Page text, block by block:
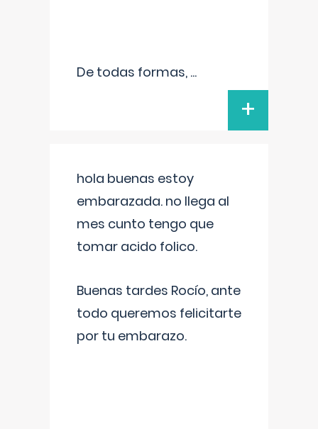
De todas formas, ...
+
hola buenas estoy
embarazada. no llega al
mes cunto tengo que
tomar acido folico.
Buenas tardes Rocío, ante
todo queremos felicitarte
por tu embarazo.